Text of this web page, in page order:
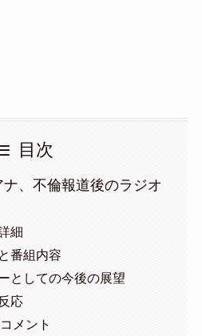
目次
、不倫報道後のラジオ
細
番組内容
としての今後の展望
応
メント